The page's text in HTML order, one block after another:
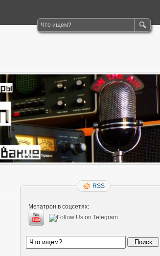
RSS
Метатрон в соцсетях: